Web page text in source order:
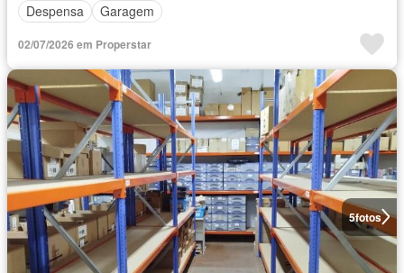
Despensa
Garagem
02/07/2026 em Properstar
5fotos